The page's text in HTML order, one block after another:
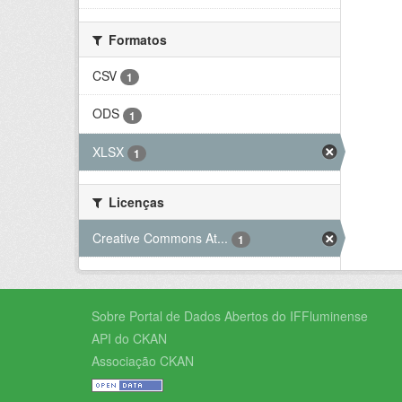
Formatos
CSV
1
ODS 1
XLSX 1
Licenças
Creative Commons At...
1
Sobre Portal de Dados Abertos do IFFluminense
API do CKAN
Associação CKAN